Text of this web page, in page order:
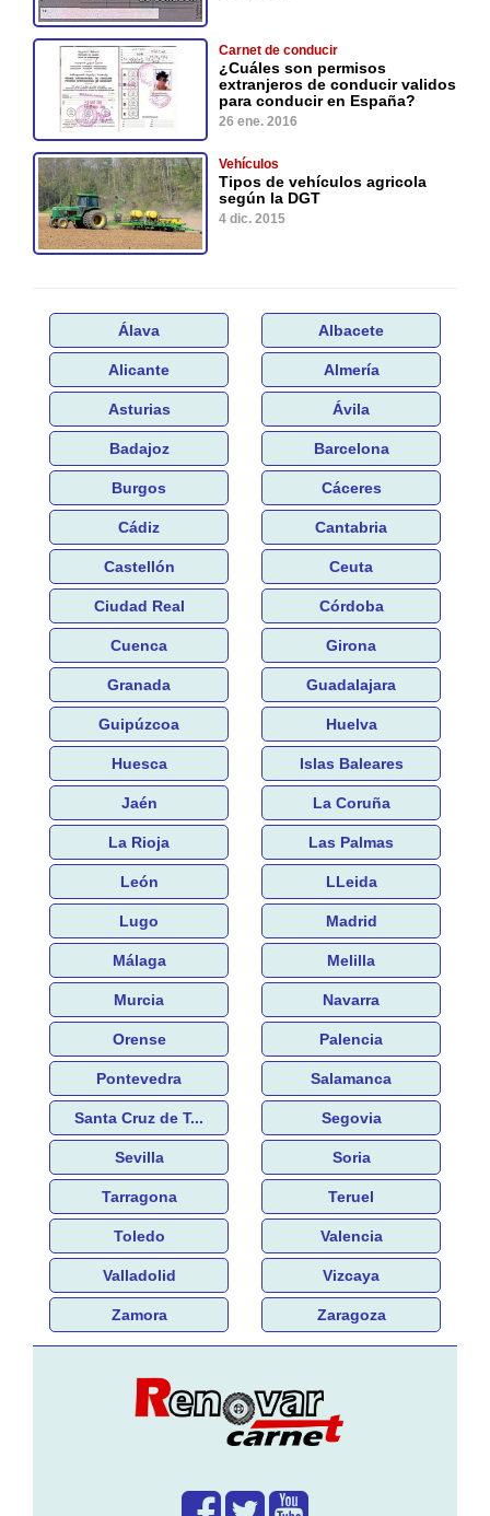
Carnet de conducir
¿Cuáles son permisos
extranjeros de conducir validos
para conducir en España?
26 ene. 2016
Vehículos
Tipos de vehículos agricola
según la DGT
4 dic. 2015
Álava Albacete
Alicante Almería
Asturias Ávila
Badajoz Barcelona
Burgos Cáceres
Cádiz Cantabria
Castellón Ceuta
Ciudad Real Córdoba
Cuenca Girona
Granada Guadalajara
Guipúzcoa Huelva
Huesca Islas Baleares
Jaén La Coruña
La Rioja Las Palmas
León LLeida
Lugo Madrid
Málaga Melilla
Murcia Navarra
Orense Palencia
Pontevedra Salamanca
Santa Cruz de T... Segovia
Sevilla Soria
Tarragona Teruel
Toledo Valencia
Valladolid Vizcaya
Zamora Zaragoza